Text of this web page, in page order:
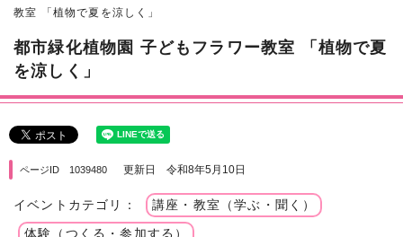
教室 「植物で夏を涼しく」
都市緑化植物園 子どもフラワー教室 「植物で夏
を涼しく」
ページID 1039480 更新日 令和8年5月10日
イベントカテゴリ： 講座・教室（学ぶ・聞く）
体験（つくる・参加する）